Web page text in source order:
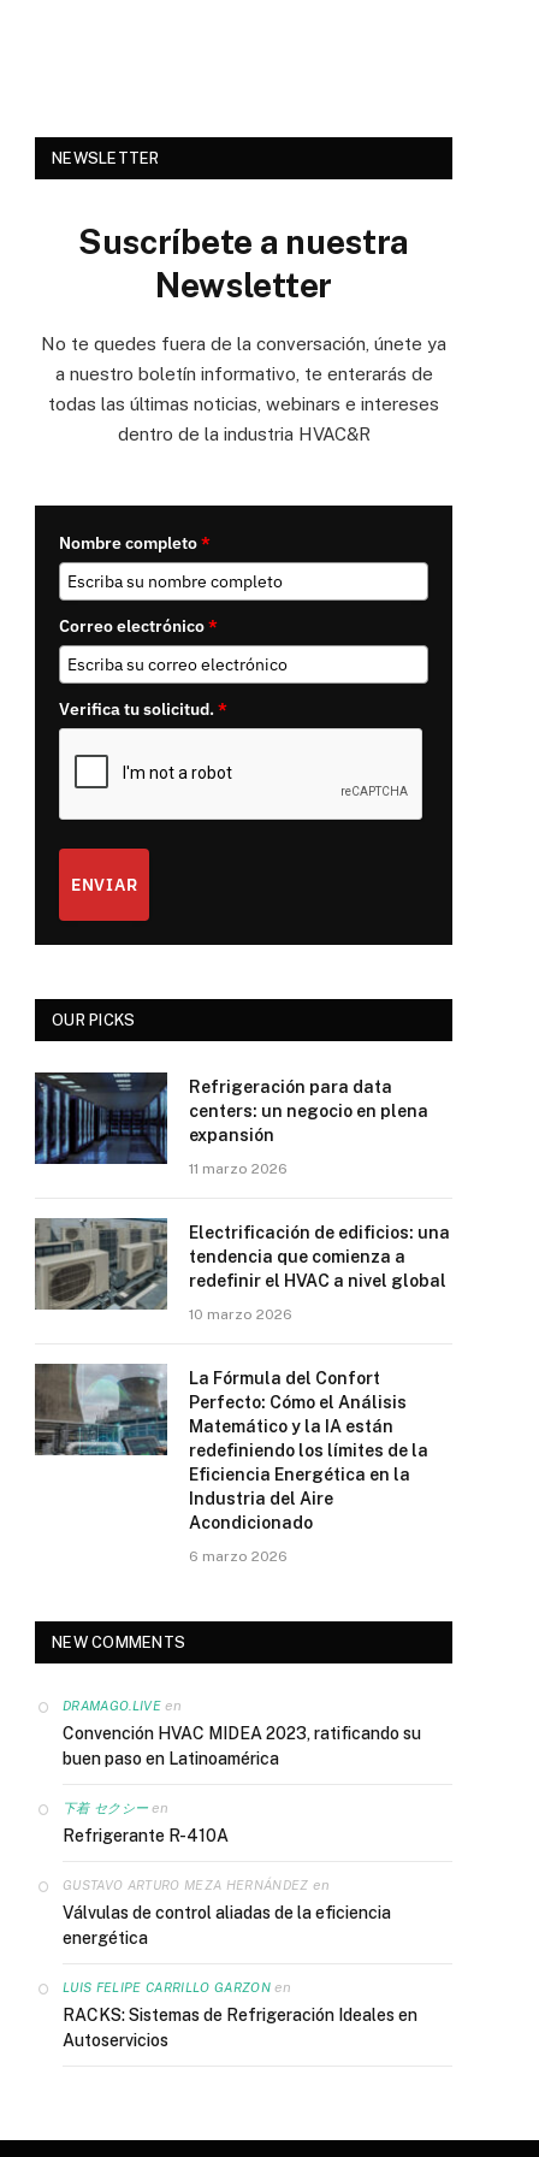
NEWSLETTER
Suscríbete a nuestra
Newsletter
No te quedes fuera de la conversación, únete ya
a nuestro boletín informativo, te enterarás de
todas las últimas noticias, webinars e intereses
dentro de la industria HVAC&R
Nombre completo*
Correo electrónico*
Verifica tu solicitud.*
ENVIAR
OUR PICKS
Refrigeración para data
centers: un negocio en plena
expansión
11 marzo 2026
Electrificación de edificios: una
tendencia que comienza a
redefinir el HVAC a nivel global
10 marzo 2026
La Fórmula del Confort
Perfecto: Cómo el Análisis
Matemático y la IA están
redefiniendo los límites de la
Eficiencia Energética en la
Industria del Aire
Acondicionado
6 marzo 2026
NEW COMMENTS
DRAMAGO.LIVEen
Convención HVAC MIDEA 2023, ratificando su
buen paso en Latinoamérica
下着 セクシー en
Refrigerante R-410A
GUSTAVO ARTURO MEZA HERNÁNDEZ en
Válvulas de control aliadas de la eficiencia
energética
LUIS FELIPE CARRILLO GARZONen
RACKS: Sistemas de Refrigeración Ideales en
Autoservicios